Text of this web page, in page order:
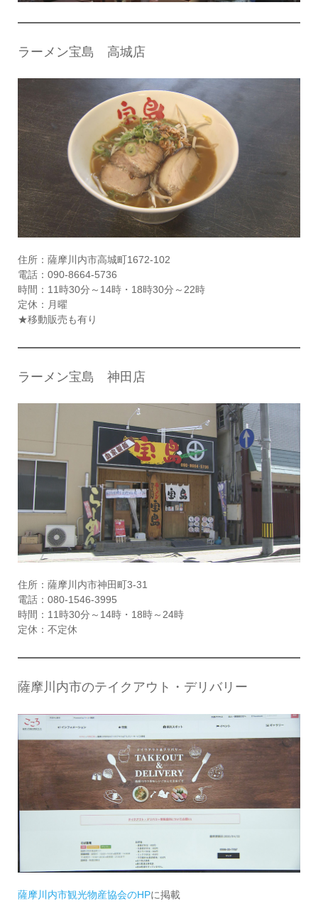
ラーメン宝島 高城店
住所：薩摩川内市高城町1672-102
電話：090-8664-5736
時間：11時30分～14時・18時30分～22時
定休：月曜
★移動販売も有り
ラーメン宝島 神田店
住所：薩摩川内市神田町3-31
電話：080-1546-3995
時間：11時30分～14時・18時～24時
定休：不定休
薩摩川内市のテイクアウト・デリバリー
薩摩川内市観光物産協会のHPに掲載